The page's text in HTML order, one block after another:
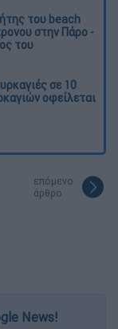
του beach
στην Πάρο -
του
σε 10
οφείλεται
επόμενο
άρθρο
News!